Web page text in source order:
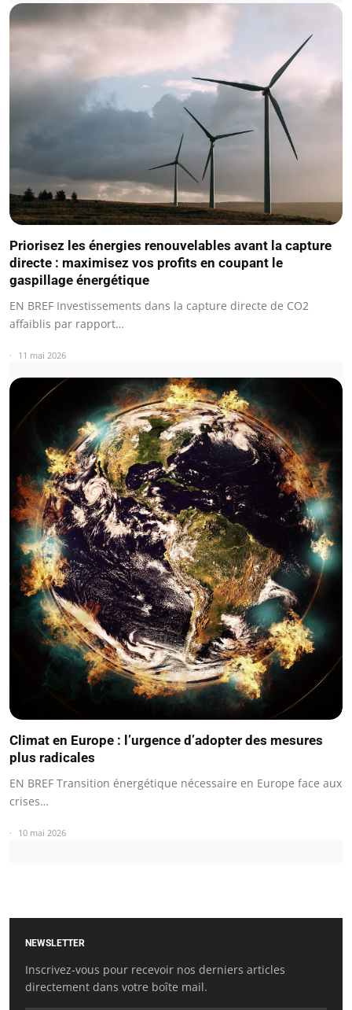
Priorisez les énergies renouvelables avant la capture
directe : maximisez vos profits en coupant le
gaspillage énergétique
EN BREF Investissements dans la capture directe de CO2
affaiblis par rapport…
11 mai 2026
Climat en Europe : l’urgence d’adopter des mesures
plus radicales
EN BREF Transition énergétique nécessaire en Europe face aux
crises…
10 mai 2026
NEWSLETTER
Inscrivez-vous pour recevoir nos derniers articles
directement dans votre boîte mail.